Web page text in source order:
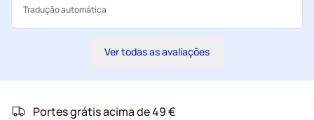
Tradução automática
Ver todas as avaliações
Portes grátis acima de 49 €